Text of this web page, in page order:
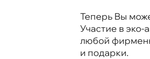
Теперь Вы
Участие в
любой
и подарки.